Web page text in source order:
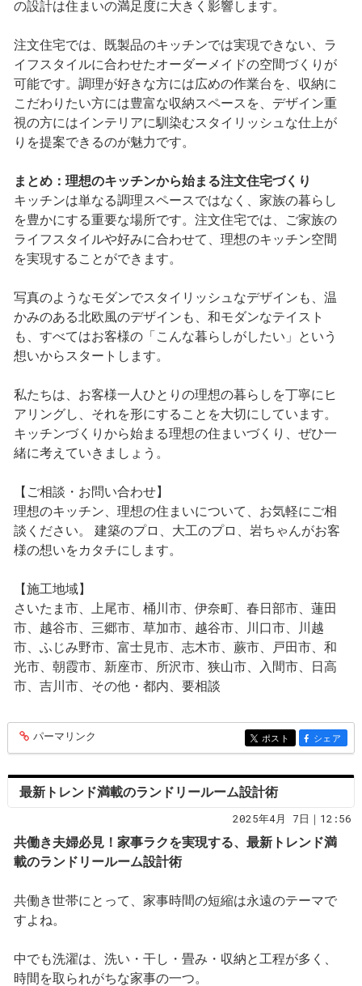
の設計は住まいの満足度に大きく影響します。
注文住宅では、既製品のキッチンでは実現できない、ラ
イフスタイルに合わせたオーダーメイドの空間づくりが
可能です。調理が好きな方には広めの作業台を、収納に
こだわりたい方には豊富な収納スペースを、デザイン重
視の方にはインテリアに馴染むスタイリッシュな仕上が
りを提案できるのが魅力です。
まとめ：理想のキッチンから始まる注文住宅づくり
キッチンは単なる調理スペースではなく、家族の暮らし
を豊かにする重要な場所です。注文住宅では、ご家族の
ライフスタイルや好みに合わせて、理想のキッチン空間
を実現することができます。
写真のようなモダンでスタイリッシュなデザインも、温
かみのある北欧風のデザインも、和モダンなテイスト
も、すべてはお客様の「こんな暮らしがしたい」という
想いからスタートします。
私たちは、お客様一人ひとりの理想の暮らしを丁寧にヒ
アリングし、それを形にすることを大切にしています。
キッチンづくりから始まる理想の住まいづくり、ぜひ一
緒に考えていきましょう。
【ご相談・お問い合わせ】
理想のキッチン、理想の住まいについて、お気軽にご相
談ください。 建築のプロ、大工のプロ、岩ちゃんがお客
様の想いをカタチにします。
【施工地域】
さいたま市、上尾市、桶川市、伊奈町、春日部市、蓮田
市、越谷市、三郷市、草加市、越谷市、川口市、川越
市、ふじみ野市、富士見市、志木市、蕨市、戸田市、和
光市、朝霞市、新座市、所沢市、狭山市、入間市、日高
市、吉川市、その他・都内、要相談
entry364
パーマリンク entry364
ポスト entry364
シェア
最新トレンド満載のランドリールーム設計術
2025年4月 7日｜12:56
共働き夫婦必見！家事ラクを実現する、最新トレンド満
載のランドリールーム設計術
共働き世帯にとって、家事時間の短縮は永遠のテーマで
すよね。
中でも洗濯は、洗い・干し・畳み・収納と工程が多く、
時間を取られがちな家事の一つ。